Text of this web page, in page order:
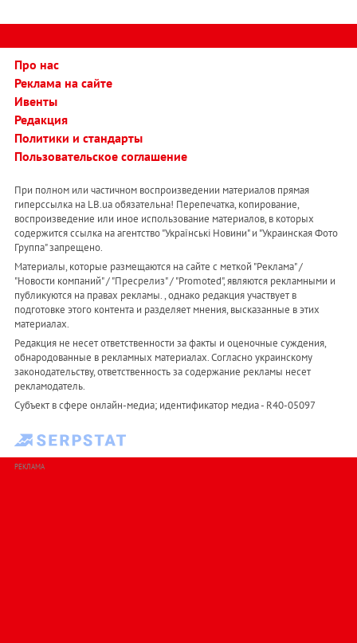
Про нас
Реклама на сайте
Ивенты
Редакция
Политики и стандарты
Пользовательское соглашение
При полном или частичном воспроизведении материалов прямая
гиперссылка на LB.ua обязательна! Перепечатка, копирование,
воспроизведение или иное использование материалов, в которых
содержится ссылка на агентство "Українськi Новини" и "Украинская Фото
Группа" запрещено.
Материалы, которые размещаются на сайте с меткой "Реклама" /
"Новости компаний" / "Пресрелиз" / "Promoted", являются рекламными и
публикуются на правах рекламы. , однако редакция участвует в
подготовке этого контента и разделяет мнения, высказанные в этих
материалах.
Редакция не несет ответственности за факты и оценочные суждения,
обнародованные в рекламных материалах. Согласно украинскому
законодательству, ответственность за содержание рекламы несет
рекламодатель.
Субъект в сфере онлайн-медиа; идентификатор медиа - R40-05097
РЕКЛАМА